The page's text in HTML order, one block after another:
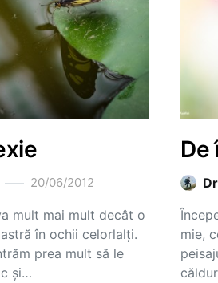
20/06/2012
mult mai mult decât o
în ochii celorlalți.
prea mult să le
și…
De
mie,